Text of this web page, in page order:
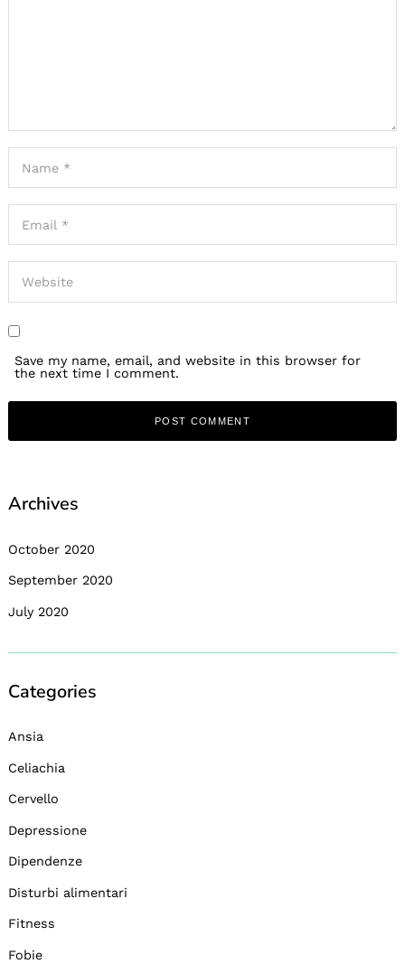
Save my name, email, and website in this browser for
the next time I comment.
Archives
October 2020
September 2020
July 2020
Categories
Ansia
Celiachia
Cervello
Depressione
Dipendenze
Disturbi alimentari
Fitness
Fobie